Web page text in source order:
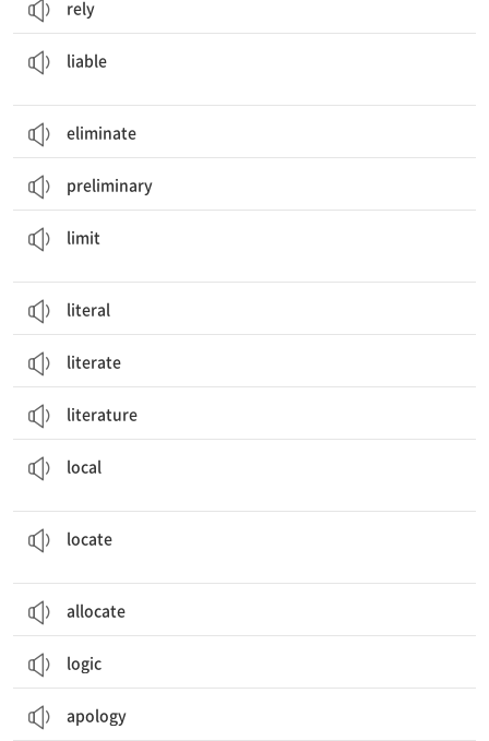
rely
liable
eliminate
preliminary
limit
literal
literate
literature
local
locate
allocate
logic
apology